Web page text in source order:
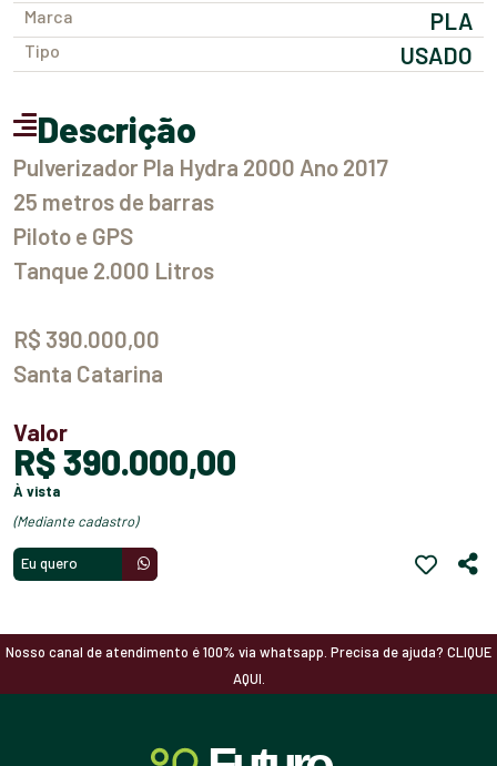
Marca PLA
Tipo USADO
Descrição
Pulverizador Pla Hydra 2000 Ano 2017
25 metros de barras
Piloto e GPS
Tanque 2.000 Litros
R$ 390.000,00
Santa Catarina
Valor
R$ 390.000,00
à vista
(mediante cadastro)
Eu quero
Nosso canal de atendimento é 100% via whatsapp. Precisa de ajuda? CLIQUE
AQUI.